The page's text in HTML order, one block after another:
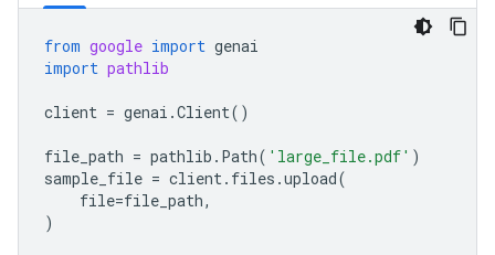
from google import genai
import pathlib
client = genai .Client()
file_path = pathlib . Path( 'large_file.pdf' )
sample_file = client. files .upload(
file=file_path,
)